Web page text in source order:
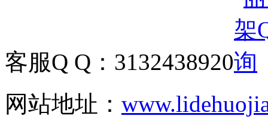
客服Q Q： 3132438920
网站地址：